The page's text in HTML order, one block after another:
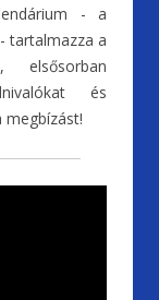
- a
tartalmazza a
és